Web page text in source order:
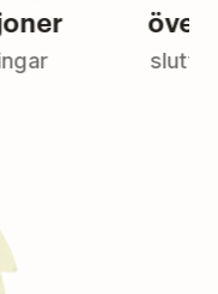
över 2
slutförda